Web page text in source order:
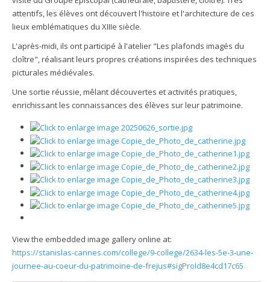
attentifs, les élèves ont découvert l'histoire et l'architecture de ces
lieux emblématiques du XIIIe siècle.
L'après-midi, ils ont participé à l'atelier "Les plafonds imagés du
cloître", réalisant leurs propres créations inspirées des techniques
picturales médiévales.
Une sortie réussie, mêlant découvertes et activités pratiques,
enrichissant les connaissances des élèves sur leur patrimoine.
View the embedded image gallery online at:
https://stanislas-cannes.com/college/9-college/2634-les-5e-3-une-
journee-au-coeur-du-patrimoine-de-frejus#sigProId8e4cd17c65